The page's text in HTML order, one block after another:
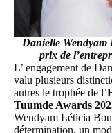
Danielle Wendyam
prix de
L’ engagement de
valu plusieurs
autres le trophée de l’
Tuumde Awards
Wendyam Léticia
détermination, un